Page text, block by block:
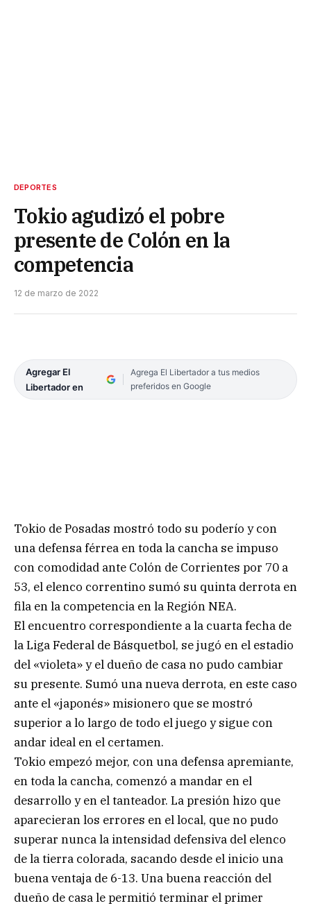
DEPORTES
Tokio agudizó el pobre
presente de Colón en la
competencia
12 de marzo de 2022
Agregar El
Libertador en
Agrega El Libertador a tus medios
preferidos en Google
Tokio de Posadas mostró todo su poderío y con
una defensa férrea en toda la cancha se impuso
con comodidad ante Colón de Corrientes por 70 a
53, el elenco correntino sumó su quinta derrota en
fila en la competencia en la Región NEA.
El encuentro correspondiente a la cuarta fecha de
la Liga Federal de Básquetbol, se jugó en el estadio
del «violeta» y el dueño de casa no pudo cambiar
su presente. Sumó una nueva derrota, en este caso
ante el «japonés» misionero que se mostró
superior a lo largo de todo el juego y sigue con
andar ideal en el certamen.
Tokio empezó mejor, con una defensa apremiante,
en toda la cancha, comenzó a mandar en el
desarrollo y en el tanteador. La presión hizo que
aparecieran los errores en el local, que no pudo
superar nunca la intensidad defensiva del elenco
de la tierra colorada, sacando desde el inicio una
buena ventaja de 6-13. Una buena reacción del
dueño de casa le permitió terminar el primer